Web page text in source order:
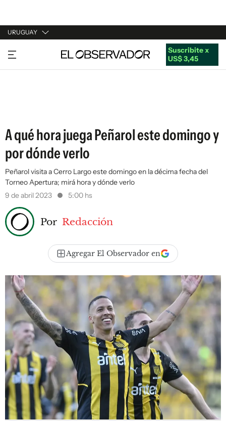
URUGUAY
URUGUAY
ARGENTINA
Suscribite x
US$ 3,45
A qué hora juega Peñarol este domingo y
por dónde verlo
Peñarol visita a Cerro Largo este domingo en la décima fecha del
Torneo Apertura; mirá hora y dónde verlo
9 de abril 2023
5:00 hs
Por Redacción
Agregar El Observador en